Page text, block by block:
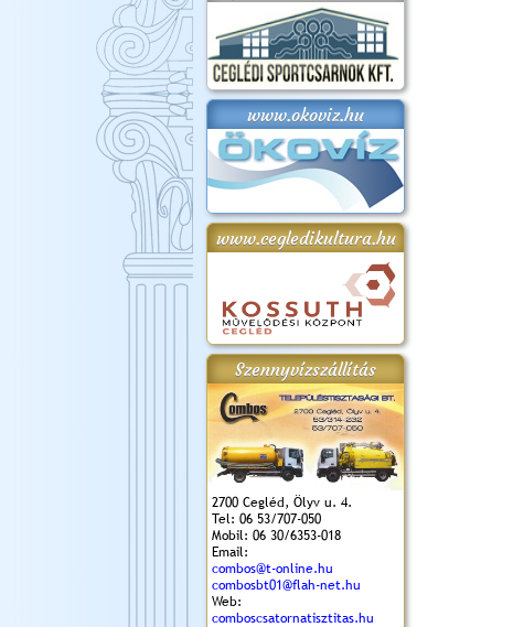
www.okoviz.hu
www.cegledikultura.hu
Szennyvízszállítás
2700 Cegléd, Ölyv u. 4.
Tel: 06 53/707-050
Mobil: 06 30/6353-018
Email:
combos@t-online.hu
combosbt01@flah-net.hu
Web:
comboscsatornatisztitas.hu
Városnapok 2018.
Kossuth Toborzó
Ünnepély
Szent István Ünnepe
(2017. 08. 20.)